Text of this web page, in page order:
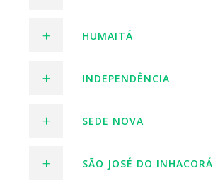
HUMAITÁ
INDEPENDÊNCIA
SEDE NOVA
SÃO JOSÉ DO INHACORÁ